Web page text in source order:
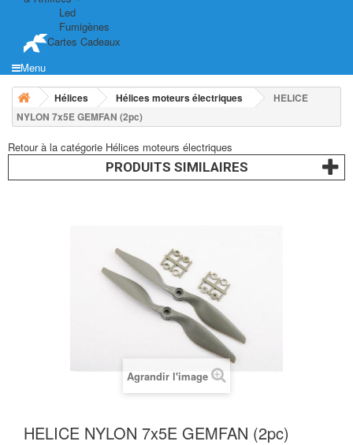
Led
Fumigènes
Cartes Cadeaux
Menu
Hélices Hélices moteurs électriques
HELICE
NYLON 7x5E GEMFAN (2pc)
Retour à la catégorie Hélices moteurs électriques
PRODUITS SIMILAIRES
Agrandir l'image
HELICE NYLON 7x5E GEMFAN (2pc)